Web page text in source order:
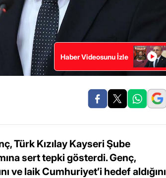
Haber Videosunu İzle
Türk Kızılay Kayseri Şube
sert tepki gösterdi. Genç,
ve laik Cumhuriyet’i hedef aldığını